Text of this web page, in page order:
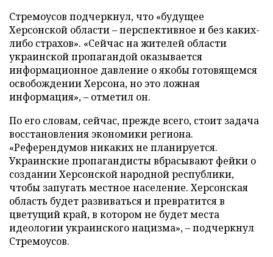
Стремоусов подчеркнул, что «будущее
Херсонской области – перспективное и без каких-
либо страхов». «Сейчас на жителей области
украинской пропагандой оказывается
информационное давление о якобы готовящемся
освобождении Херсона, но это ложная
информация», – отметил он.
По его словам, сейчас, прежде всего, стоит задача
восстановления экономики региона.
«Референдумов никаких не планируется.
Украинские пропагандисты вбрасывают фейки о
создании Херсонской народной республики,
чтобы запугать местное население. Херсонская
область будет развиваться и превратится в
цветущий край, в котором не будет места
идеологии украинского нацизма», – подчеркнул
Стремоусов.